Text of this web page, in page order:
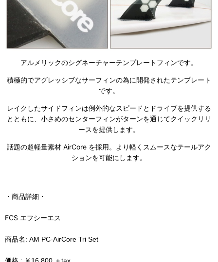
アルメリックのシグネーチャーテンプレートフィンです。
積極的でアグレッシブなサーフィンの為に開発されたテンプレート
です。
レイクしたサイドフィンは例外的なスピードとドライブを提供する
とともに、小さめのセンターフィンがターンを通じてクイックリリ
ースを提供します。
話題の超軽量素材 AirCore を採用。より軽くスムースなテールアク
ションを可能にします。
・商品詳細・
FCS エフシーエス
商品名: AM PC-AirCore Tri Set